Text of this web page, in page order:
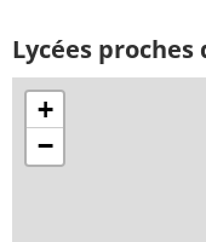
Lycées
+
−